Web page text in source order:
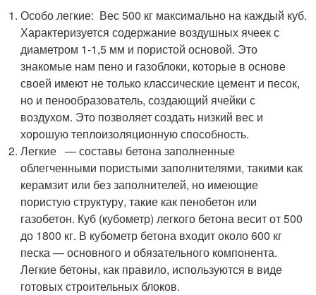
Особо легкие: Вес 500 кг максимально на каждый куб.
Характеризуется содержание воздушных ячеек с
диаметром 1-1,5 мм и пористой основой. Это
знакомые нам пено и газоблоки, которые в основе
своей имеют не только классические цемент и песок,
но и пенообразователь, создающий ячейки с
воздухом. Это позволяет создать низкий вес и
хорошую теплоизоляционную способность.
Легкие — составы бетона заполненные
облегченными пористыми заполнителями, такими как
керамзит или без заполнителей, но имеющие
пористую структуру, такие как пенобетон или
газобетон. Куб (кубометр) легкого бетона весит от 500
до 1800 кг. В кубометр бетона входит около 600 кг
песка — основного и обязательного компонента.
Легкие бетоны, как правило, используются в виде
готовых строительных блоков.